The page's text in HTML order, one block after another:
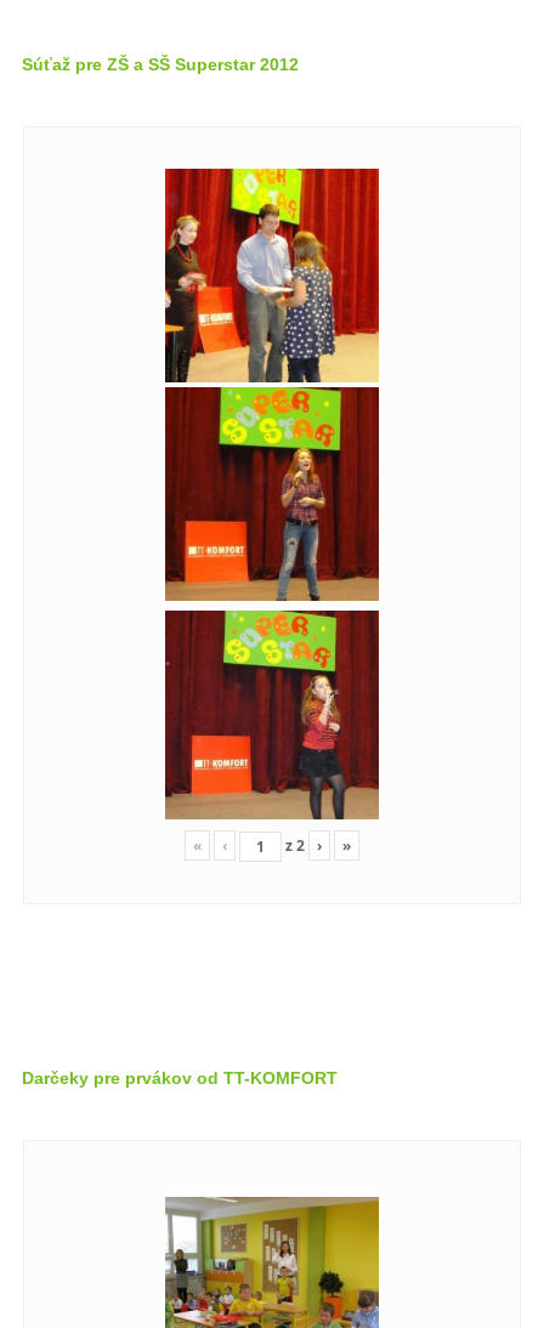
Súťaž pre ZŠ a SŠ Superstar 2012
« ‹ z2 › »
Darčeky pre prvákov od TT-KOMFORT